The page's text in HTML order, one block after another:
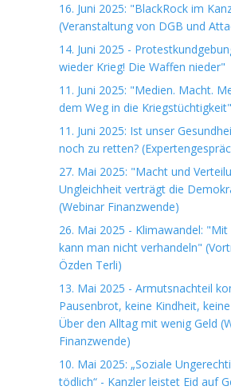
16. Juni 2025: "BlackRock im
(Veranstaltung von DGB und
14. Juni 2025 -
wieder Krieg! Die Waffen nieder"
11. Juni 2025: "Medien. Macht.
dem Weg in die Kriegstüchtigkeit"
11. Juni 2025: Ist unser
noch zu retten?
27. Mai 2025: "Macht und
Ungleichheit verträgt die
(Webinar Finanzwende)
26. Mai 2025 - Klimawandel: "Mit
kann man nicht verhandeln"
Özden Terli)
13. Mai 2025 - Armutsnachteil
Pausenbrot, keine Kindheit,
Über den Alltag mit wenig Geld
Finanzwende)
10. Mai 2025: „Soziale
tödlich“ - Kanzler leistet Eid auf